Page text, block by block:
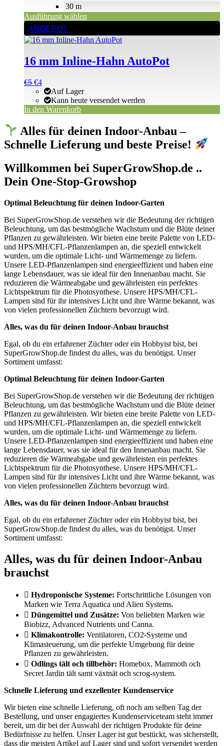
30 m
Ausführung wählen
ANGEBOT
16 mm Inline-Hahn AutoPot
Ursprünglicher
Preis
war:
€5
€5Aktueller
Preis
ist:
€5.
€4
Auf Lager
Kann heute versendet werden
In den Warenkorb
Alles für deinen Indoor-Anbau –
Schnelle Lieferung und beste Preise!
Willkommen bei SuperGrowShop.de ..
Dein One-Stop-Growshop
Optimal Beleuchtung für deinen Indoor-Garten
Bei SuperGrowShop.de verstehen wir die Bedeutung der richtigen
Beleuchtung, um das bestmögliche Wachstum und die Blüte deiner
Pflanzen zu gewährleisten. Wir bieten eine breite Palette von LED-
und HPS/MH/CFL-Pflanzenlampen an, die speziell entwickelt
wurden, um die optimale Licht- und Wärmemenge zu liefern.
Unsere LED-Pflanzenlampen sind energieeffizient und haben eine
lange Lebensdauer, was sie ideal für den Innenanbau macht. Sie
reduzieren die Wärmeabgabe und gewährleisten ein perfektes
Lichtspektrum für die Photosynthese. Unsere HPS/MH/CFL-
Lampen sind für ihr intensives Licht und ihre Wärme bekannt, was
von vielen professionellen Züchtern bevorzugt wird.
Alles, was du für deinen Indoor-Anbau brauchst
Egal, ob du ein erfahrener Züchter oder ein Hobbyist bist, bei
SuperGrowShop.de findest du alles, was du benötigst. Unser
Sortiment umfasst:
Optimal Beleuchtung für deinen Indoor-Garten
Bei SuperGrowShop.de verstehen wir die Bedeutung der richtigen
Beleuchtung, um das bestmögliche Wachstum und die Blüte deiner
Pflanzen zu gewährleisten. Wir bieten eine breite Palette von LED-
und HPS/MH/CFL-Pflanzenlampen an, die speziell entwickelt
wurden, um die optimale Licht- und Wärmemenge zu liefern.
Unsere LED-Pflanzenlampen sind energieeffizient und haben eine
lange Lebensdauer, was sie ideal für den Innenanbau macht. Sie
reduzieren die Wärmeabgabe und gewährleisten ein perfektes
Lichtspektrum für die Photosynthese. Unsere HPS/MH/CFL-
Lampen sind für ihr intensives Licht und ihre Wärme bekannt, was
von vielen professionellen Züchtern bevorzugt wird.
Alles, was du für deinen Indoor-Anbau brauchst
Egal, ob du ein erfahrener Züchter oder ein Hobbyist bist, bei
SuperGrowShop.de findest du alles, was du benötigst. Unser
Sortiment umfasst:
Alles, was du für deinen Indoor-Anbau
brauchst
Hydroponische Systeme: Fortschrittliche Lösungen von
Marken wie Terra Aquatica und Alien Systems.
Düngemittel und Zusätze: Von beliebten Marken wie
Biobizz, Advanced Nutrients und Canna.
Klimakontrolle: Ventilatoren, CO2-Systeme und
Klimasteuerung, um die perfekte Umgebung für deine
Pflanzen zu gewährleisten.
Odlings tält och tillbehör: Homebox, Mammoth och
Secret Jardin tält samt växtnät och scrog-system.
Schnelle Lieferung und exzellenter Kundenservice
Wir bieten eine schnelle Lieferung, oft noch am selben Tag der
Bestellung, und unser engagiertes Kundenserviceteam steht immer
bereit, um dir bei der Auswahl der richtigen Produkte für deine
Bedürfnisse zu helfen. Unser Lager ist gut bestückt, was sicherstellt,
dass die meisten Artikel auf Lager sind und sofort versendet werden